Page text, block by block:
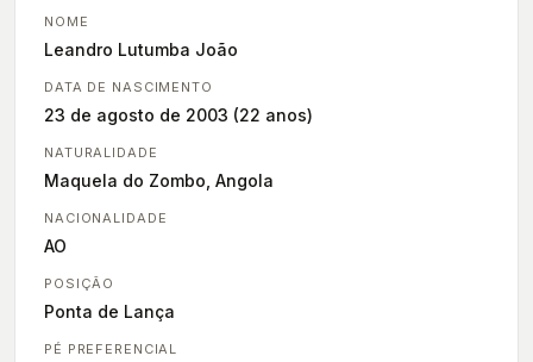
NOME
Leandro Lutumba João
DATA DE NASCIMENTO
23 de agosto de 2003 (22 anos)
NATURALIDADE
Maquela do Zombo, Angola
NACIONALIDADE
AO
POSIÇÃO
Ponta de Lança
PÉ PREFERENCIAL